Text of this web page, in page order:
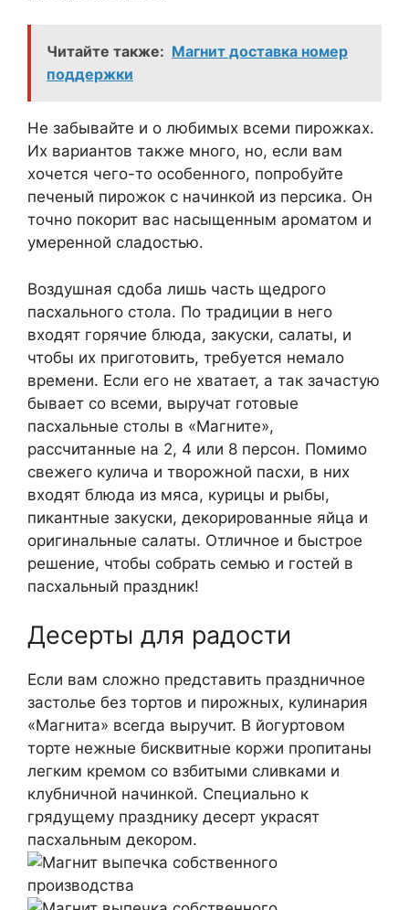
Читайте также: Магнит доставка номер
поддержки
Не забывайте и о любимых всеми пирожках.
Их вариантов также много, но, если вам
хочется чего-то особенного, попробуйте
печеный пирожок с начинкой из персика. Он
точно покорит вас насыщенным ароматом и
умеренной сладостью.
Воздушная сдоба лишь часть щедрого
пасхального стола. По традиции в него
входят горячие блюда, закуски, салаты, и
чтобы их приготовить, требуется немало
времени. Если его не хватает, а так зачастую
бывает со всеми, выручат готовые
пасхальные столы в «Магните»,
рассчитанные на 2, 4 или 8 персон. Помимо
свежего кулича и творожной пасхи, в них
входят блюда из мяса, курицы и рыбы,
пикантные закуски, декорированные яйца и
оригинальные салаты. Отличное и быстрое
решение, чтобы собрать семью и гостей в
пасхальный праздник!
Десерты для радости
Если вам сложно представить праздничное
застолье без тортов и пирожных, кулинария
«Магнита» всегда выручит. В йогуртовом
торте нежные бисквитные коржи пропитаны
легким кремом со взбитыми сливками и
клубничной начинкой. Специально к
грядущему празднику десерт украсят
пасхальным декором.